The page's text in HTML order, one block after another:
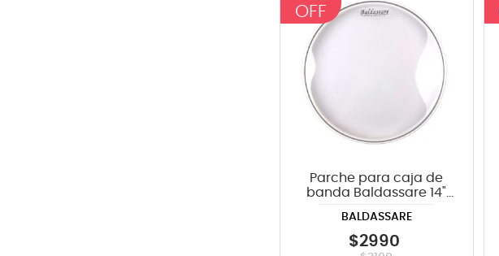
Parche para caja de
banda Baldassare 14"
BALDASSARE
$2990